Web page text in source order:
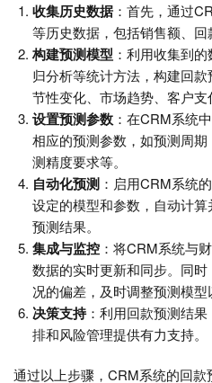
收集历史数据 ：首先，通过
等历史数据，包括销售额、回
构建预测模型 ：利用收集到
归分析等统计方法，构建回
节性变化、市场趋势、客户支
设置预测参数 ：在CRM系统
相应的预测参数，如预测周
测精度要求等。
自动化预测 ：启用CRM系统
设定的模型和参数，自动计
预测结果。
集成与监控 ：将CRM系统与
数据的实时更新和同步。同
况的偏差，及时调整预测模型
决策支持：利用回款预测结
排和风险管理提供有力支持。
通过以上步骤，CRM系统的回